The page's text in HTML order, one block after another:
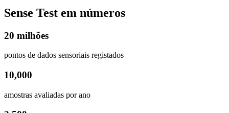
Sense Test em números
20 milhões
pontos de dados sensoriais registados
10,000
amostras avaliadas por ano